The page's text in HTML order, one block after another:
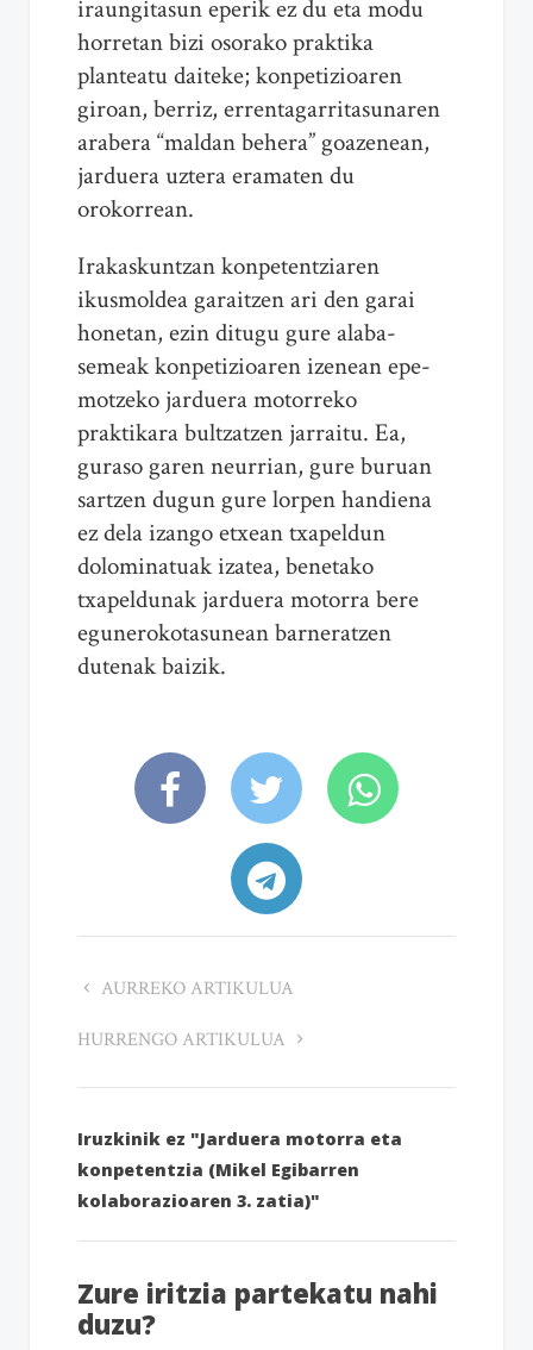
iraungitasun eperik ez du eta modu
horretan bizi osorako praktika
planteatu daiteke; konpetizioaren
giroan, berriz, errentagarritasunaren
arabera “maldan behera” goazenean,
jarduera uztera eramaten du
orokorrean.
Irakaskuntzan konpetentziaren
ikusmoldea garaitzen ari den garai
honetan, ezin ditugu gure alaba-
semeak konpetizioaren izenean epe-
motzeko jarduera motorreko
praktikara bultzatzen jarraitu. Ea,
guraso garen neurrian, gure buruan
sartzen dugun gure lorpen handiena
ez dela izango etxean txapeldun
dolominatuak izatea, benetako
txapeldunak jarduera motorra bere
egunerokotasunean barneratzen
dutenak baizik.
AURREKO ARTIKULUA
HURRENGO ARTIKULUA
Iruzkinik ez "Jarduera motorra eta
konpetentzia (Mikel Egibarren
kolaborazioaren 3. zatia)"
Zure iritzia partekatu nahi
duzu?